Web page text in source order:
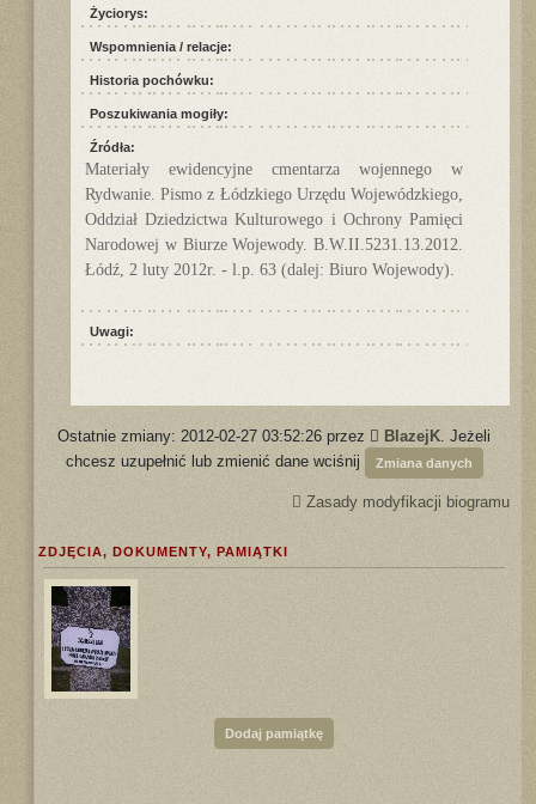
Życiorys:
Wspomnienia / relacje:
Historia pochówku:
Poszukiwania mogiły:
Źródła:
Materiały ewidencyjne cmentarza wojennego w
Rydwanie. Pismo z Łódzkiego Urzędu Wojewódzkiego,
Oddział Dziedzictwa Kulturowego i Ochrony Pamięci
Narodowej w Biurze Wojewody. B.W.II.5231.13.2012.
Łódź, 2 luty 2012r. - l.p. 63 (dalej: Biuro Wojewody).
Uwagi:
Ostatnie zmiany: 2012-02-27 03:52:26 przez BlazejK. Jeżeli
chcesz uzupełnić lub zmienić dane wciśnij
Zmiana danych
Zasady modyfikacji biogramu
ZDJĘCIA, DOKUMENTY, PAMIĄTKI
Dodaj pamiątkę